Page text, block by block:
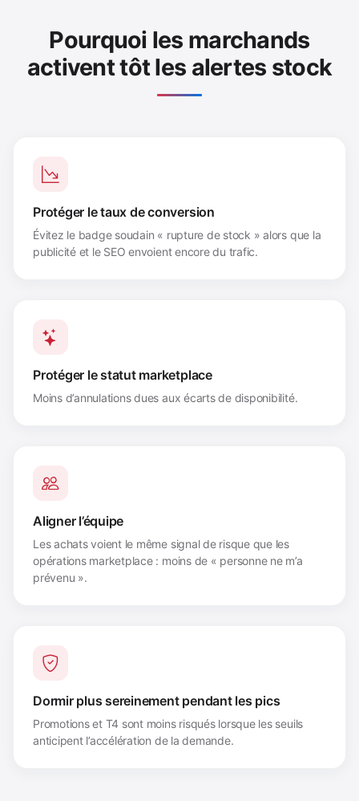
Pourquoi les marchands
activent tôt les alertes stock
Protéger le taux de conversion
Évitez le badge soudain « rupture de stock » alors que la
publicité et le SEO envoient encore du trafic.
Protéger le statut marketplace
Moins d’annulations dues aux écarts de disponibilité.
Aligner l’équipe
Les achats voient le même signal de risque que les
opérations marketplace : moins de « personne ne m’a
prévenu ».
Dormir plus sereinement pendant les pics
Promotions et T4 sont moins risqués lorsque les seuils
anticipent l’accélération de la demande.